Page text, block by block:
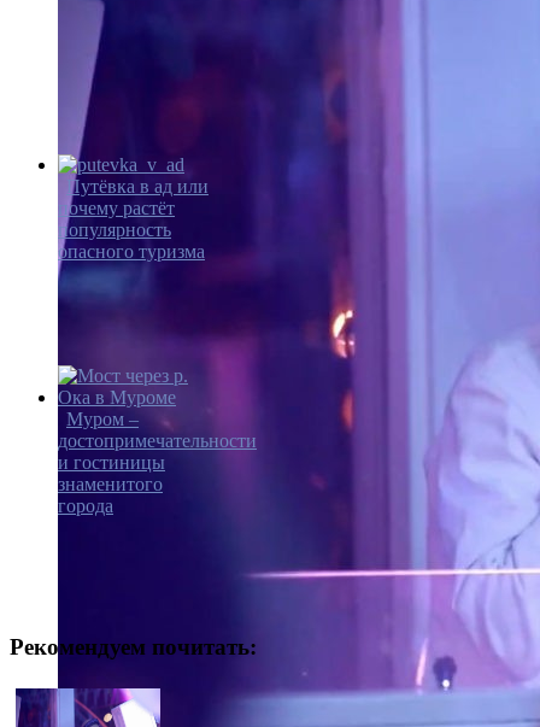
Путёвка в ад или
почему растёт
популярность
опасного туризма
Муром –
достопримечательности
и гостиницы
знаменитого
города
Рекомендуем почитать: